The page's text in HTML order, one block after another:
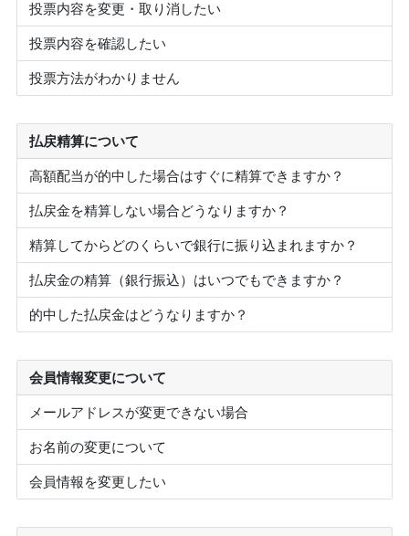
投票内容を変更・取り消したい
投票内容を確認したい
投票方法がわかりません
払戻精算について
高額配当が的中した場合はすぐに精算できますか？
払戻金を精算しない場合どうなりますか？
精算してからどのくらいで銀行に振り込まれますか？
払戻金の精算（銀行振込）はいつでもできますか？
的中した払戻金はどうなりますか？
会員情報変更について
メールアドレスが変更できない場合
お名前の変更について
会員情報を変更したい